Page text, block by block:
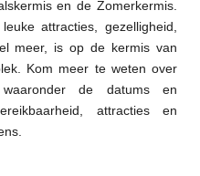
en de Zomerkermis.
attracties, gezelligheid,
meer, is op de kermis van
Kom meer te weten over
de datums en
attracties en